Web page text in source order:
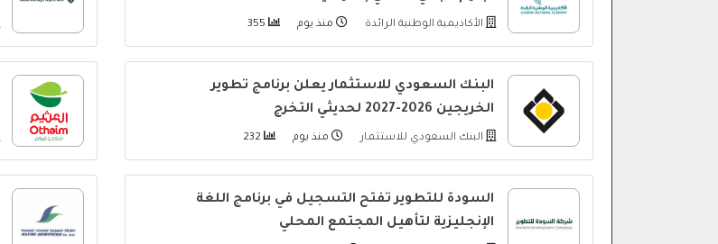
الأكاديمية الوطنية الرائدة منذ يوم
البنك السعودي للاستثمار يعلن برنامج تطوير
الخريجين 2026-2027 لحديثي التخرج
البنك السعودي للاستثمار منذ يوم
السودة للتطوير تفتح التسجيل في برنامج اللغة
الإنجليزية لتأهيل المجتمع المحلي